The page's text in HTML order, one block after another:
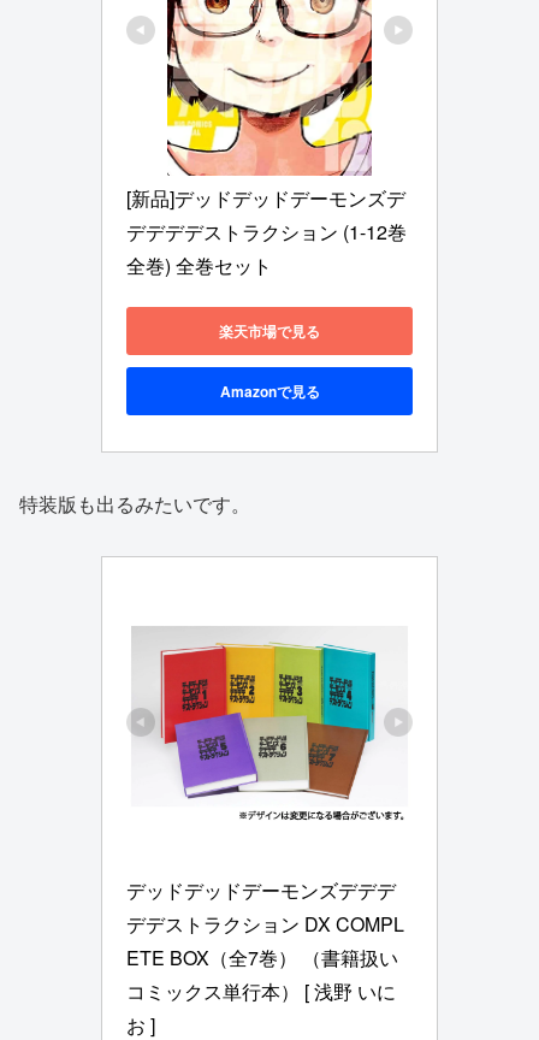
[新品]デッドデッドデーモンズデ
デデデデストラクション (1-12巻
全巻) 全巻セット
楽天市場で見る
Amazonで見る
特装版も出るみたいです。
デッドデッドデーモンズデデデ
デデストラクション DX COMPL
ETE BOX（全7巻） （書籍扱い
コミックス単行本） [ 浅野 いに
お ]